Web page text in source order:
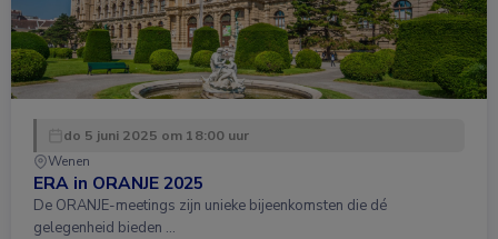
do 5 juni 2025 om 18:00 uur
Wenen
ERA in ORANJE 2025
De ORANJE-meetings zijn unieke bijeenkomsten die dé
gelegenheid bieden …